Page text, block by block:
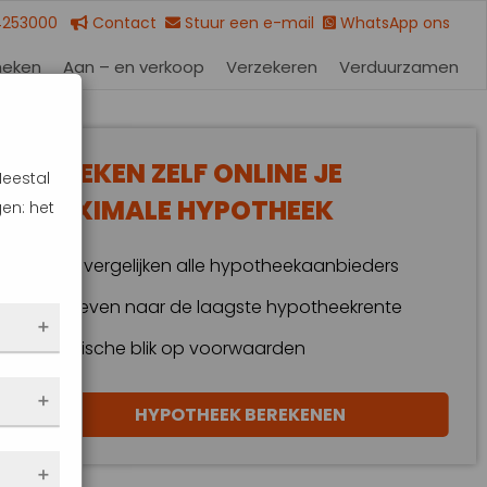
Contact Stuur een e-mail WhatsApp ons
Aan – en verkoop Verzekeren Verduurzamen
BEREKEN ZELF ONLINE JE
MAXIMALE HYPOTHEEK
Wij vergelijken alle hypotheekaanbieders
Streven naar de laagste hypotheekrente
Kritische blik op voorwaarden
HYPOTHEEK BEREKENEN
het